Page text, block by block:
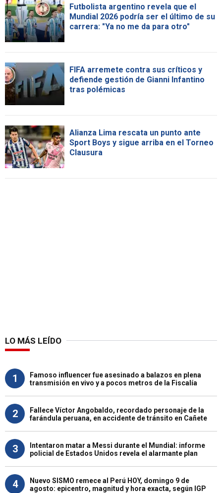
Futbolista argentino revela que el
Mundial 2026 podría ser el último de su
carrera: "Ya no me da para otro"
FIFA arremete contra sus críticos y
defiende gestión de Gianni Infantino
tras polémicas
Alianza Lima rescata un punto ante
Sport Boys y sigue arriba en el Torneo
Clausura
LO MÁS LEÍDO
1
Famoso influencer fue asesinado a balazos en plena
transmisión en vivo y a pocos metros de la Fiscalía
2
Fallece Víctor Angobaldo, recordado personaje de la
farándula peruana, en accidente de tránsito en Cañete
3
Intentaron matar a Messi durante el Mundial: informe
policial de Estados Unidos revela el alarmante plan
4
Nuevo SISMO remece al Perú HOY, domingo 9 de
agosto: epicentro, magnitud y hora exacta, según IGP